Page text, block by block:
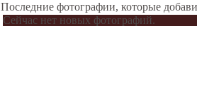
Последние фотографии, которые
Сейчас нет новых фотографий.